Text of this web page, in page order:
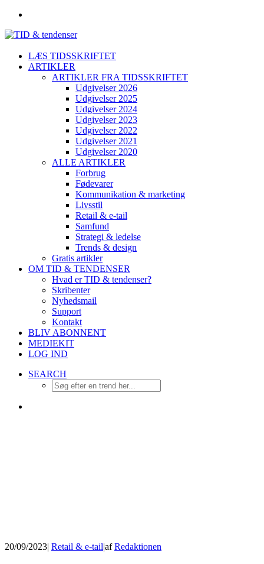
LÆS TIDSSKRIFTET
ARTIKLER
ARTIKLER FRA TIDSSKRIFTET
Udgivelser 2026
Udgivelser 2025
Udgivelser 2024
Udgivelser 2023
Udgivelser 2022
Udgivelser 2021
Udgivelser 2020
ALLE ARTIKLER
Forbrug
Fødevarer
Kommunikation & marketing
Livsstil
Retail & e-tail
Samfund
Strategi & ledelse
Trends & design
Gratis artikler
OM TID & TENDENSER
Hvad er TID & tendenser?
Skribenter
Nyhedsmail
Support
Kontakt
BLIV ABONNENT
MEDIEKIT
LOG IND
SEARCH
20/09/2023| Retail & e-tail|afRedaktionen